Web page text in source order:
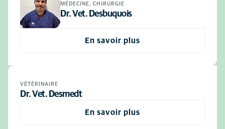
MÉDECINE, CHIRURGIE
Dr. Vet. Desbuquois
En savoir plus
VÉTÉRINAIRE
Dr. Vet. Desmedt
En savoir plus